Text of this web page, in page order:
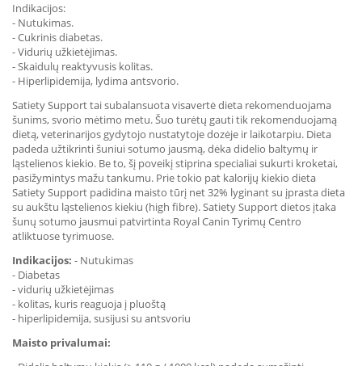
Indikacijos:
- Nutukimas.
- Cukrinis diabetas.
- Vidurių užkietėjimas.
- Skaidulų reaktyvusis kolitas.
- Hiperlipidemija, lydima antsvorio.
Satiety Support tai subalansuota visavertė dieta rekomenduojama
šunims, svorio mėtimo metu. Šuo turėtų gauti tik rekomenduojamą
dietą, veterinarijos gydytojo nustatytoje dozėje ir laikotarpiu. Dieta
padeda užtikrinti šuniui sotumo jausmą, dėka didelio baltymų ir
ląstelienos kiekio. Be to, šį poveikį stiprina specialiai sukurti kroketai,
pasižymintys mažu tankumu. Prie tokio pat kalorijų kiekio dieta
Satiety Support padidina maisto tūrį net 32% lyginant su įprasta dieta
su aukštu ląstelienos kiekiu (high fibre). Satiety Support dietos įtaka
šunų sotumo jausmui patvirtinta Royal Canin Tyrimų Centro
atliktuose tyrimuose.
Indikacijos: - Nutukimas
- Diabetas
- vidurių užkietėjimas
- kolitas, kuris reaguoja į pluoštą
- hiperlipidemija, susijusi su antsvoriu
Maisto privalumai: